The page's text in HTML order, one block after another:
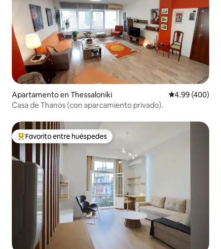
Apartamento en Thessaloniki Calificación
4.99 (400)
Casa de Thanos (con aparcamiento privado).
Favorito entre huéspedes preferido
Favorito entre huéspedes